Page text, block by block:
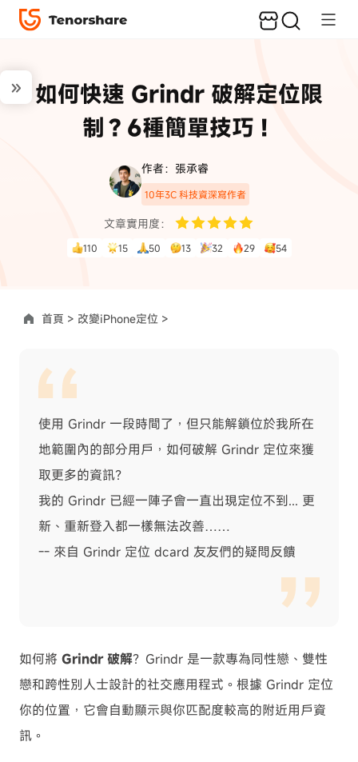
如何快速 Grindr 破解定位限
制？6種簡單技巧！
作者：張承睿
10年3C 科技資深寫作者
文章實用度：
110 15 50 13 32 29 54
首頁 > 改變iPhone定位 >
使用 Grindr 一段時間了，但只能解鎖位於我所在
地範圍內的部分用戶，如何破解 Grindr 定位來獲
取更多的資訊？
我的 Grindr 已經一陣子會一直出現定位不到... 更
新、重新登入都一樣無法改善……
-- 來自 Grindr 定位 dcard 友友們的疑問反饋
如何將 Grindr 破解？Grindr 是一款專為同性戀、雙性
戀和跨性別人士設計的社交應用程式。根據 Grindr 定位
你的位置，它會自動顯示與你匹配度較高的附近用戶資
訊。